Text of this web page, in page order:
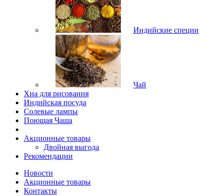
Индийские специи
Чай
Хна для рисования
Индийская посуда
Солевые лампы
Поющая Чаша
Акционные товары
Двойная выгода
Рекомендации
Новости
Акционные товары
Контакты